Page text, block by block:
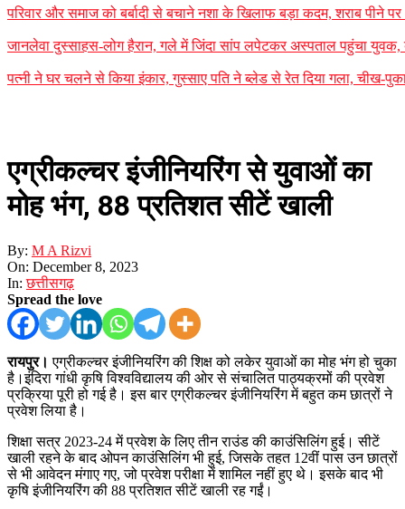
परिवार और समाज को बर्बादी से बचाने नशा के खिलाफ बड़ा कदम, शराब पीने
जानलेवा दुस्साहस-लोग हैरान, गले में जिंदा सांप लपेटकर अस्पताल पहुंचा युवक,
पत्नी ने घर चलने से किया इंकार, गुस्साए पति ने ब्लेड से रेत दिया गला, चीख-
एग्रीकल्चर इंजीनियरिंग से युवाओं का
मोह भंग, 88 प्रतिशत सीटें खाली
By: M A Rizvi
On: December 8, 2023
In: छत्तीसगढ़
Spread the love
रायपुर। एग्रीकल्चर इंजीनियरिंग की शिक्ष को लकेर युवाओं का मोह भंग हो चुका
है।इंदिरा गांधी कृषि विश्वविद्यालय की ओर से संचालित पाठ्यक्रमों की प्रवेश
प्रक्रिया पूरी हो गई है। इस बार एग्रीकल्चर इंजीनियरिंग में बहुत कम छात्रों ने
प्रवेश लिया है।
शिक्षा सत्र 2023-24 में प्रवेश के लिए तीन राउंड की काउंसिलिंग हुई। सीटें
खाली रहने के बाद ओपन काउंसिलिंग भी हुई, जिसके तहत 12वीं पास उन छात्रों
से भी आवेदन मंगाए गए, जो प्रवेश परीक्षा में शामिल नहीं हुए थे। इसके बाद भी
कृषि इंजीनियरिंग की 88 प्रतिशत सीटें खाली रह गईं।